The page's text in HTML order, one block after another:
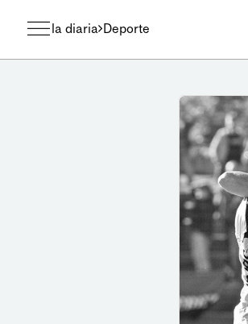
la diaria Deporte